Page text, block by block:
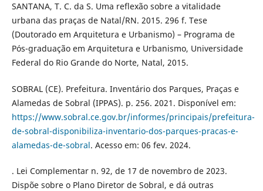
SANTANA, T. C. da S. Uma reflexão sobre a vitalidade
urbana das praças de Natal/RN. 2015. 296 f. Tese
(Doutorado em Arquitetura e Urbanismo) – Programa de
Pós-graduação em Arquitetura e Urbanismo, Universidade
Federal do Rio Grande do Norte, Natal, 2015.
SOBRAL (CE). Prefeitura. Inventário dos Parques, Praças e
Alamedas de Sobral (IPPAS). p. 256. 2021. Disponível em:
https://www.sobral.ce.gov.br/informes/principais/prefeitura-
de-sobral-disponibiliza-inventario-dos-parques-pracas-e-
alamedas-de-sobral. Acesso em: 06 fev. 2024.
. Lei Complementar n. 92, de 17 de novembro de 2023.
Dispõe sobre o Plano Diretor de Sobral, e dá outras